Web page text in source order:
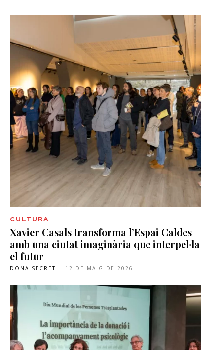
CULTURA
Xavier Casals transforma l’Espai Caldes
amb una ciutat imaginària que interpel·la
el futur
DONA SECRET - 12 DE MAIG DE 2026